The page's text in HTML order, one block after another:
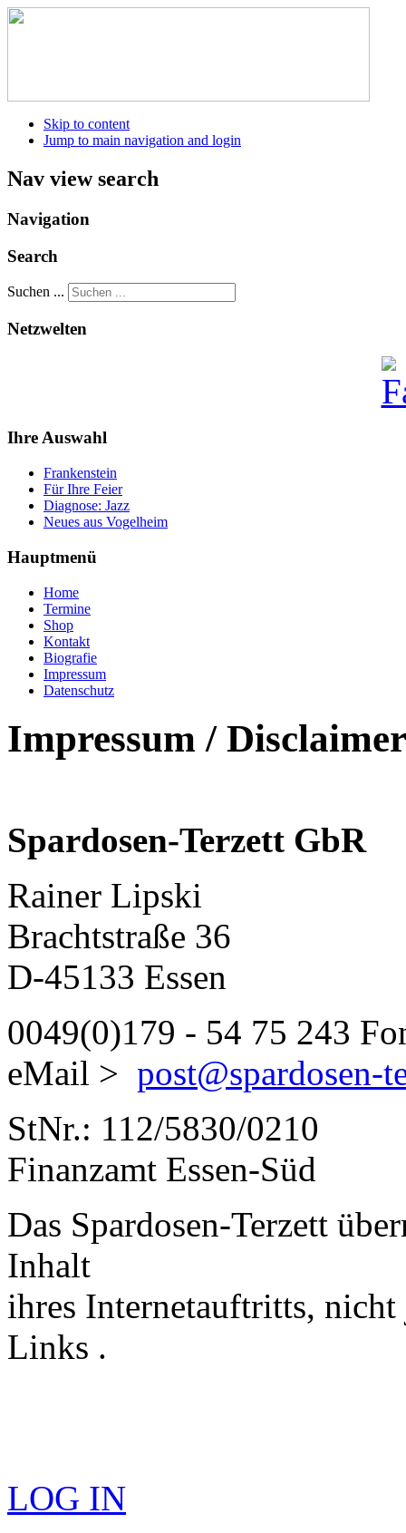
Skip to content
Jump to main navigation and login
Nav view search
Navigation
Search
Suchen ...
Netzwelten
Ihre Auswahl
Frankenstein
Für Ihre Feier
Diagnose: Jazz
Neues aus Vogelheim
Hauptmenü
Home
Termine
Shop
Kontakt
Biografie
Impressum
Datenschutz
Impressum / Disclaimer
Spardosen-Terzett GbR
Rainer Lipski
Brachtstraße 36
D-45133 Essen
0049(0)179 - 54 75 243
eMail > post@spardosen-
StNr.: 112/5830/0210
Finanzamt Essen-Süd
Das Spardosen-Terzett
Inhalt
ihres Internetauftritts,
Links .
LOG IN